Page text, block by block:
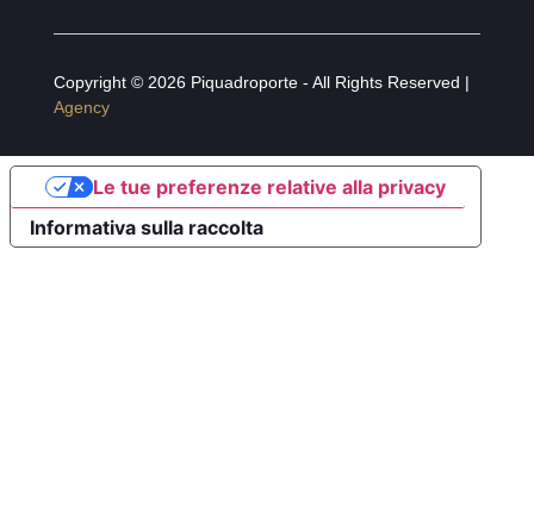
Copyright © 2026 Piquadroporte - All Rights Reserved |
Agency
Informativa sulla raccolta
Le tue preferenze relative alla privacy